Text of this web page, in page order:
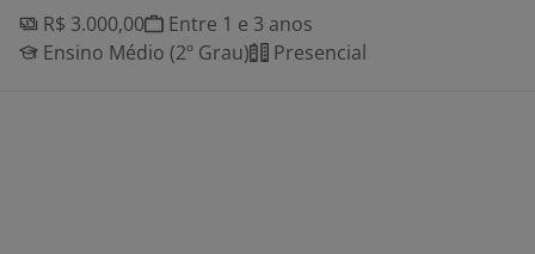
R$ 3.000,00
Entre 1 e 3 anos
Ensino Médio (2º Grau)
Presencial